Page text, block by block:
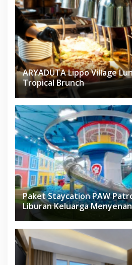
ARYADUTA Lippo Village
Tropical Brunch
Paket Staycation PAW
Liburan Keluarga
Herloom Hotel BSD